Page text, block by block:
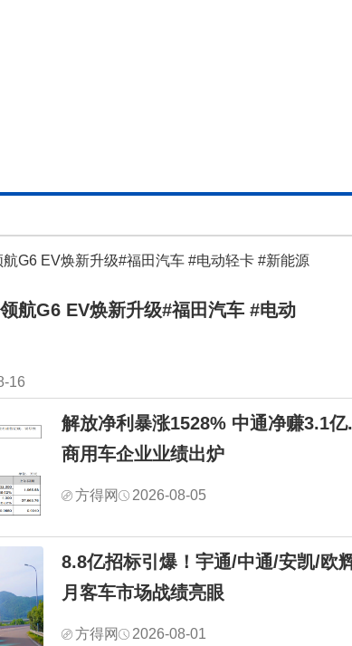
航G6 EV焕新升级#福田汽车 #电动
16
解放净利暴涨1528% 中通净赚3.1
商用车企业业绩出炉
方得网 2026-08-05
8.8亿招标引爆！宇通/中通/安凯/欧
月客车市场战绩亮眼
方得网 2026-08-01